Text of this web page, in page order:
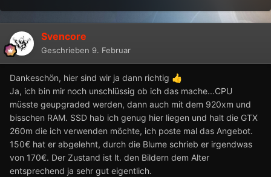
Svencore
Geschrieben 9. Februar
Dankeschön, hier sind wir ja dann richtig 👍
Ja, ich bin mir noch unschlüssig ob ich das mache...CPU
müsste geupgraded werden, dann auch mit dem 920xm und
bisschen RAM. SSD hab ich genug hier liegen und halt die GTX
260m die ich verwenden möchte, ich poste mal das Angebot.
150€ hat er abgelehnt, durch die Blume schrieb er irgendwas
von 170€. Der Zustand ist lt. den Bildern dem Alter
entsprechend ja sehr gut eigentlich.